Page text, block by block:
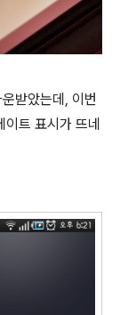
받았는데, 이번
트 표시가 뜨네